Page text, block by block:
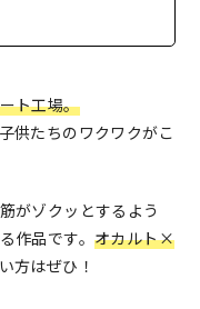
ト工場。
供たちのワクワクがこ
がゾクッとするよう
作品です。オカルト×
方はぜひ！